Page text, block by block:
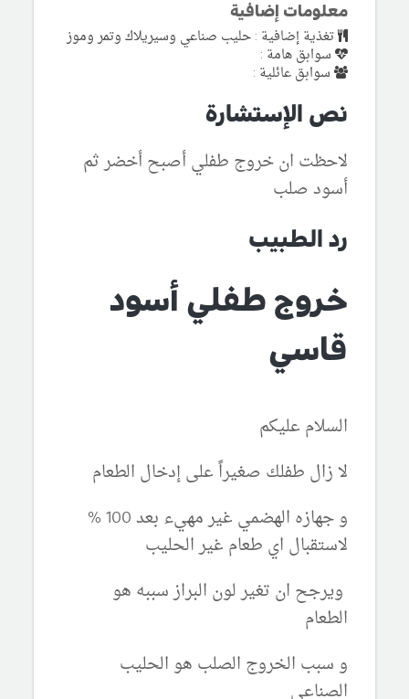
معلومات إضافية
تغذية إضافية : حليب صناعي وسيريلاك وتمر وموز
سوابق هامة :
سوابق عائلية :
نص الإستشارة
لاحظت ان خروج طفلي أصبح أخضر ثم
أسود صلب
رد الطبيب
خروج طفلي أسود
قاسي
السلام عليكم
لا زال طفلك صغيراً على إدخال الطعام
و جهازه الهضمي غير مهيء بعد 100 %
لاستقبال اي طعام غير الحليب
ويرجح ان تغير لون البراز سببه هو
الطعام
و سبب الخروج الصلب هو الحليب
الصناعي